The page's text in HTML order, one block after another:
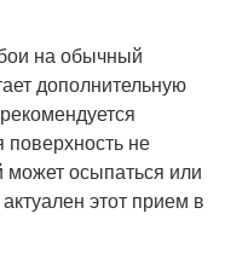
на обычный
дополнительную
поверхность не
осыпаться или
этот прием в